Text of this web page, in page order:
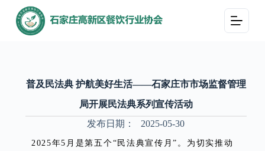
跳
过
普及民法典 护航美好生活——石家庄市市场监督管理
局开展民法典系列宣传活动
发布日期：
2025-05-30
2025年5月是第五个“民法典宣传月”。为切实推动